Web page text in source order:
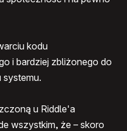
kodu
i bardziej zbliżonego do
u Riddle'a
wszystkim, że – skoro